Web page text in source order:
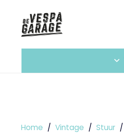
Home / Vintage / Stuur /